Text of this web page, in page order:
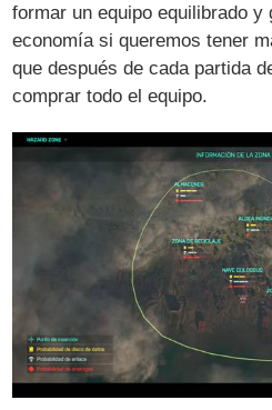
formar un equipo equilibrado y
economía si queremos tener
que después de cada partida
comprar todo el equipo.